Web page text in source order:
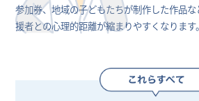
参加券、地域の子どもたちが制作した作品
援者との心理的距離が縮まりやすくなります。